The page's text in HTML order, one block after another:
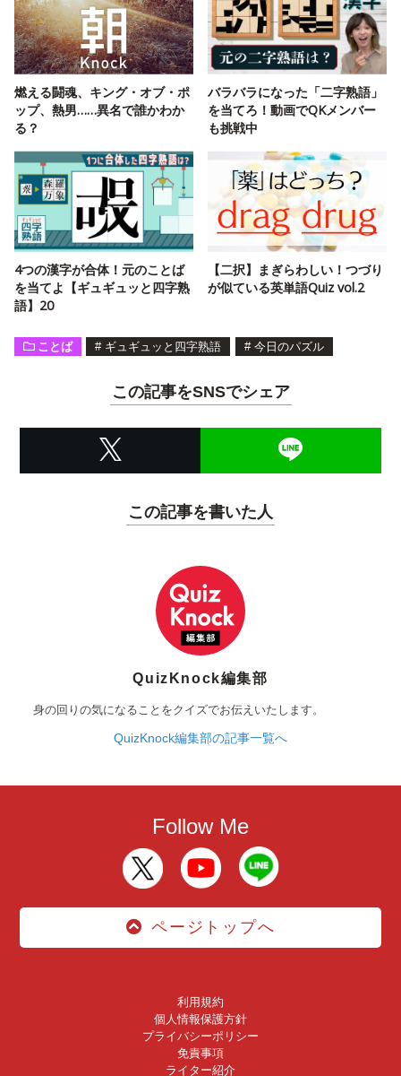
燃える闘魂、キング・オブ・ポ
ップ、熱男……異名で誰かわか
る？
バラバラになった「二字熟語」
を当てろ！動画でQKメンバー
も挑戦中
4つの漢字が合体！元のことば
を当てよ【ギュギュッと四字熟
語】20
【二択】まぎらわしい！つづり
が似ている英単語Quiz vol.2
ことば # ギュギュッと四字熟語 # 今日のパズル
この記事をSNSでシェア
この記事を書いた人
QuizKnock編集部
身の回りの気になることをクイズでお伝えいたします。
QuizKnock編集部の記事一覧へ
Follow Me
ページトップへ
利用規約
個人情報保護方針
プライバシーポリシー
免責事項
ライター紹介